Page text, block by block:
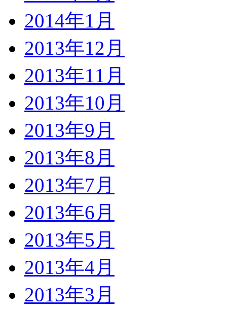
2014年1月
2013年12月
2013年11月
2013年10月
2013年9月
2013年8月
2013年7月
2013年6月
2013年5月
2013年4月
2013年3月